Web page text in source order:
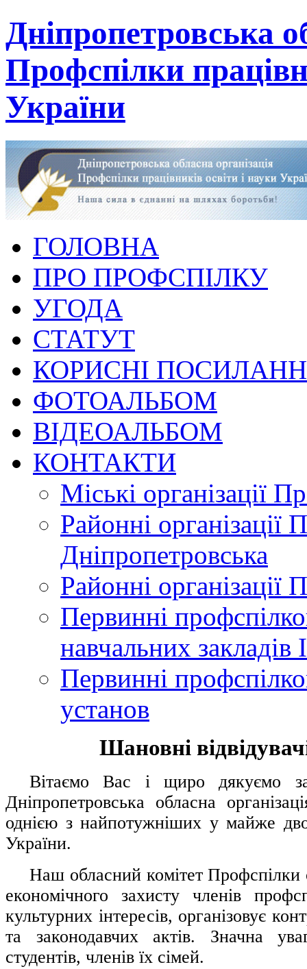
Дніпропетровська
Профспілки
України
ГОЛОВНА
ПРО ПРОФСПІЛКУ
УГОДА
СТАТУТ
КОРИСНІ
ФОТОАЛЬБОМ
ВІДЕОАЛЬБОМ
КОНТАКТИ
Міські організації
Районні організації
Дніпропетровська
Районні організації
Первинні
навчальних закладів
Первинні
установ
Шановні
Вітаємо Вас і щиро дякуємо за
Дніпропетровська обласна
однією з найпотужніших у майже
України.
Наш обласний комітет Профспілки
економічного захисту членів
культурних інтересів, організовує
та законодавчих актів. Значна
студентів, членів їх сімей.